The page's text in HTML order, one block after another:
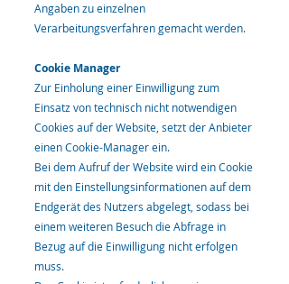
Angaben zu einzelnen
Verarbeitungsverfahren gemacht werden.
Cookie Manager
Zur Einholung einer Einwilligung zum
Einsatz von technisch nicht notwendigen
Cookies auf der Website, setzt der Anbieter
einen Cookie-Manager ein.
Bei dem Aufruf der Website wird ein Cookie
mit den Einstellungsinformationen auf dem
Endgerät des Nutzers abgelegt, sodass bei
einem weiteren Besuch die Abfrage in
Bezug auf die Einwilligung nicht erfolgen
muss.